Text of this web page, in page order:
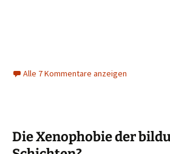
Alle 7 Kommentare anzeigen
Die Xenophobie der